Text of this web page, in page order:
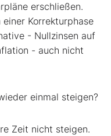
erschließen.
Korrekturphase
- Nullzinsen auf
- auch nicht
einmal steigen?
Zeit nicht steigen.